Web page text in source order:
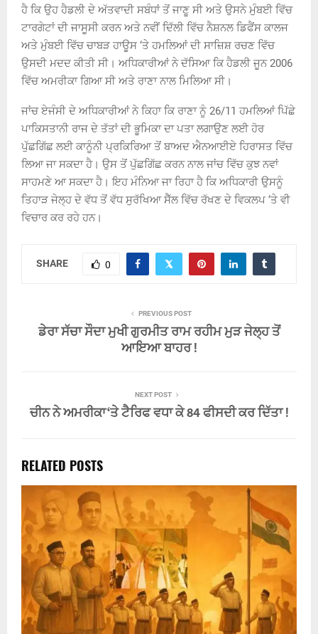
ਹੈ ਕਿ ਉਹ ਹੈਡਲੀ ਦੇ ਅੱਤਵਾਦੀ ਸਬੰਧਾਂ ਤੋਂ ਜਾਣੂ ਸੀ ਅਤੇ ਉਸਨੇ ਮੁੰਬਈ ਵਿੱਚ
ਟਾਰਗੇਟਾਂ ਦੀ ਜਾਸੂਸੀ ਕਰਨ ਅਤੇ ਨਵੀਂ ਦਿੱਲੀ ਵਿੱਚ ਨੈਸ਼ਨਲ ਡਿਫੈਂਸ ਕਾਲਜ
ਅਤੇ ਮੁੰਬਈ ਵਿੱਚ ਚਾਬੜ ਹਾਊਸ ‘ਤੇ ਹਮਲਿਆਂ ਦੀ ਸਾਜ਼ਿਸ਼ ਰਚਣ ਵਿੱਚ
ਉਸਦੀ ਮਦਦ ਕੀਤੀ ਸੀ। ਅਧਿਕਾਰੀਆਂ ਨੇ ਦੱਸਿਆ ਕਿ ਹੈਡਲੀ ਜੂਨ 2006
ਵਿੱਚ ਅਮਰੀਕਾ ਗਿਆ ਸੀ ਅਤੇ ਰਾਣਾ ਨਾਲ ਮਿਲਿਆ ਸੀ।
ਜਾਂਚ ਏਜੰਸੀ ਦੇ ਅਧਿਕਾਰੀਆਂ ਨੇ ਕਿਹਾ ਕਿ ਰਾਣਾ ਨੂੰ 26/11 ਹਮਲਿਆਂ ਪਿੱਛੇ
ਪਾਕਿਸਤਾਨੀ ਰਾਜ ਦੇ ਤੱਤਾਂ ਦੀ ਭੂਮਿਕਾ ਦਾ ਪਤਾ ਲਗਾਉਣ ਲਈ ਹੋਰ
ਪੁੱਛਗਿੱਛ ਲਈ ਕਾਨੂੰਨੀ ਪ੍ਰਕਿਰਿਆ ਤੋਂ ਬਾਅਦ ਐਨਆਈਏ ਹਿਰਾਸਤ ਵਿੱਚ
ਲਿਆ ਜਾ ਸਕਦਾ ਹੈ। ਉਸ ਤੋਂ ਪੁੱਛਗਿੱਛ ਕਰਨ ਨਾਲ ਜਾਂਚ ਵਿੱਚ ਕੁਝ ਨਵਾਂ
ਸਾਹਮਣੇ ਆ ਸਕਦਾ ਹੈ। ਇਹ ਮੰਨਿਆ ਜਾ ਰਿਹਾ ਹੈ ਕਿ ਅਧਿਕਾਰੀ ਉਸਨੂੰ
ਤਿਹਾੜ ਜੇਲ੍ਹ ਦੇ ਵੱਧ ਤੋਂ ਵੱਧ ਸੁਰੱਖਿਆ ਸੈੱਲ ਵਿੱਚ ਰੱਖਣ ਦੇ ਵਿਕਲਪ ‘ਤੇ ਵੀ
ਵਿਚਾਰ ਕਰ ਰਹੇ ਹਨ।
SHARE 0
PREVIOUS POST
ਡੇਰਾ ਸੱਚਾ ਸੌਦਾ ਮੁਖੀ ਗੁਰਮੀਤ ਰਾਮ ਰਹੀਮ ਮੁੜ ਜੇਲ੍ਹ ਤੋਂ
ਆਇਆ ਬਾਹਰ !
NEXT POST
ਚੀਨ ਨੇ ਅਮਰੀਕਾ ‘ਤੇ ਟੈਰਿਫ ਵਧਾ ਕੇ 84 ਫੀਸਦੀ ਕਰ ਦਿੱਤਾ !
RELATED POSTS